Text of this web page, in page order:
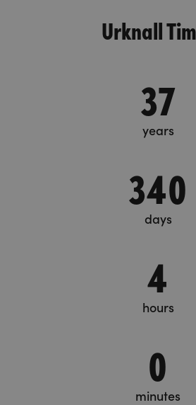
Urknall
37
years
340
days
4
hours
0
minutes